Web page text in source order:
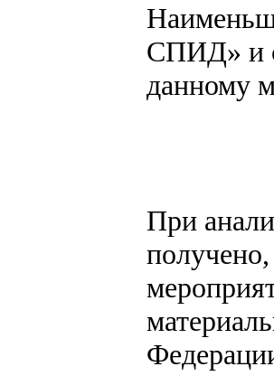
СПИД» и
данному
При
получено,